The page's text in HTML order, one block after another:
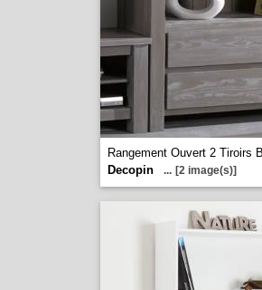
Rangement Ouvert 2 Tiroirs
Decopin
... [2 image(s)]